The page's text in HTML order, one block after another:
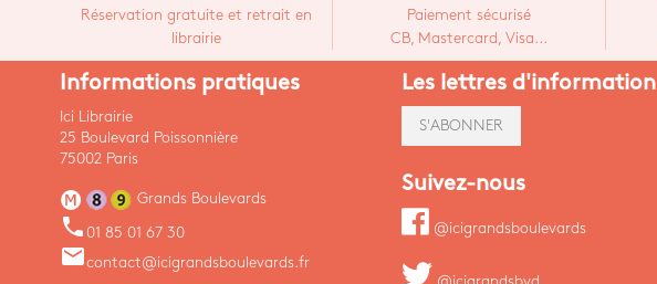
Réservation gratuite et retrait en
librairie
Paiement sécurisé
CB, Mastercard, Visa...
Informations pratiques
Ici Librairie
25 Boulevard Poissonnière
75002 Paris
Grands Boulevards
phone 01 85 01 67 30
emailcontact@icigrandsboulevards.fr
Les lettres d'information
S'ABONNER
Suivez-nous
@icigrandsboulevards
@icigrandsbvd